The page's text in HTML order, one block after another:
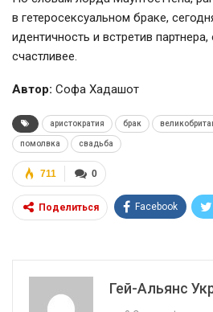
в гетеросексуальном браке,
идентичность и встретив
счастливее.
Автор: Софа Хадашот
аристократия брак
помолвка свадьба
0
711
Поделиться Facebook
Гей-Альянс